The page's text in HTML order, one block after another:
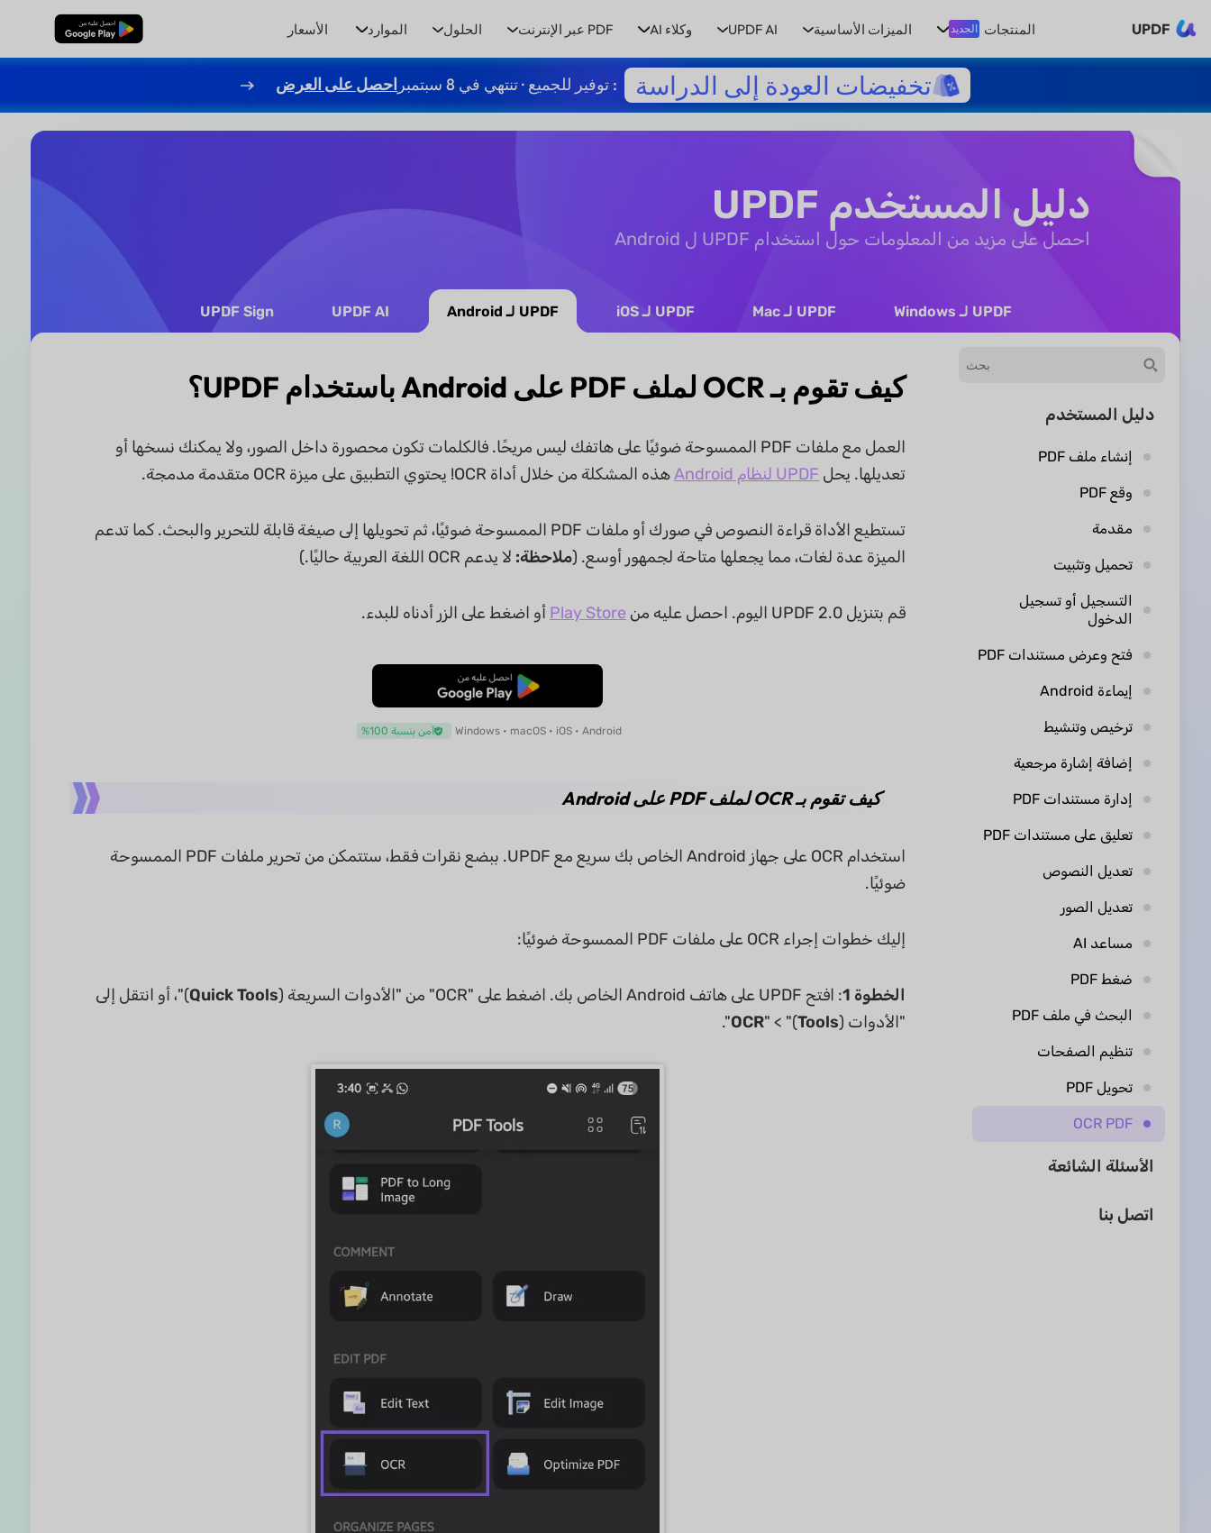
UPDF المنتجات الجديد الميزات الأساسية UPDF AI وكلاء AI PDF عبر الإنترنت الحلول الموارد الأسعار تنزيل مجاني
تخفيضات العودة إلى الدراسة : توفير للجميع · تنتهي في 8 سبتمبر احصل على العرض
دليل المستخدم UPDF
احصل على مزيد من المعلومات حول استخدام UPDF ل Android
UPDF لـ Windows UPDF لـ Mac UPDF لـ iOS UPDF لـ Android UPDF AI
UPDF Sign
دليل المستخدم
إنشاء ملف PDF
وقع PDF
مقدمة
تحميل وتثبيت
التسجيل أو تسجيل
الدخول
فتح وعرض مستندات PDF
إيماءة Android
ترخيص وتنشيط
إضافة إشارة مرجعية
إدارة مستندات PDF
تعليق على مستندات PDF
تعديل النصوص
تعديل الصور
مساعد AI
ضغط PDF
البحث في ملف PDF
تنظيم الصفحات
تحويل PDF
OCR PDF
الأسئلة الشائعة
اتصل بنا
كيف تقوم بـ OCR لملف PDF على Android باستخدام UPDF؟
العمل مع ملفات PDF الممسوحة ضوئيًا على هاتفك ليس مريحًا. فالكلمات تكون محصورة داخل الصور، ولا يمكنك نسخها أو
تعديلها. يحل UPDF لنظام Android هذه المشكلة من خلال أداة OCR! يحتوي التطبيق على ميزة OCR متقدمة مدمجة.
تستطيع الأداة قراءة النصوص في صورك أو ملفات PDF الممسوحة ضوئيًا، ثم تحويلها إلى صيغة قابلة للتحرير والبحث. كما تدعم
الميزة عدة لغات، مما يجعلها متاحة لجمهور أوسع. (ملاحظة: لا يدعم OCR اللغة العربية حاليًا.)
قم بتنزيل UPDF 2.0 اليوم. احصل عليه من Play Store أو اضغط على الزر أدناه للبدء.
تنزيل مجاني
Windows • macOS • iOS • Android آمن بنسبة 100%
كيف تقوم بـOCR لملف PDF على Android
استخدام OCR على جهاز Android الخاص بك سريع مع UPDF. ببضع نقرات فقط، ستتمكن من تحرير ملفات PDF الممسوحة
ضوئيًا.
إليك خطوات إجراء OCR على ملفات PDF الممسوحة ضوئيًا:
الخطوة 1 : افتح UPDF على هاتف Android الخاص بك. اضغط على "OCR" من "الأدوات السريعة ( Quick Tools)"، أو انتقل إلى
"الأدوات (Tools
)" > "
OCR
".